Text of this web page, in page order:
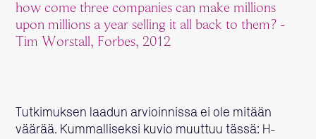
how come three companies can make millions
upon millions a year selling it all back to them? -
Tim Worstall, Forbes, 2012
Tutkimuksen laadun arvioinnissa ei ole mitään
väärää. Kummalliseksi kuvio muuttuu tässä: H-